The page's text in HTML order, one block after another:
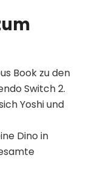
Book zu den
Switch 2.
Yoshi und
Dino in